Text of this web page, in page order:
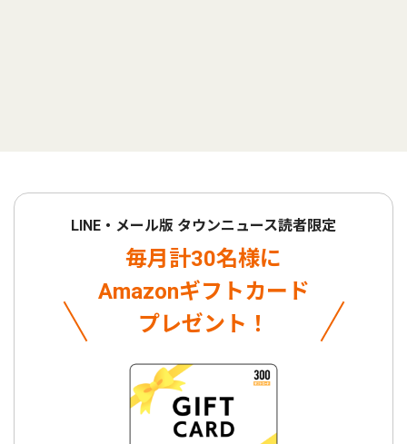
LINE・メール版 タウンニュース読者限定
毎月計30名様に
Amazonギフトカード
プレゼント！